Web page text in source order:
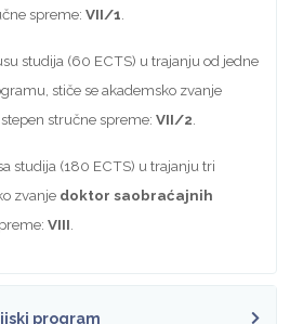
spreme: VII/1
studija (60 ECTS) u trajanju od jedne
stiče se akademsko zvanje
stepen stručne spreme: VII/2
studija (180 ECTS) u trajanju tri
zvanje doktor saobraćajnih
VIII
program